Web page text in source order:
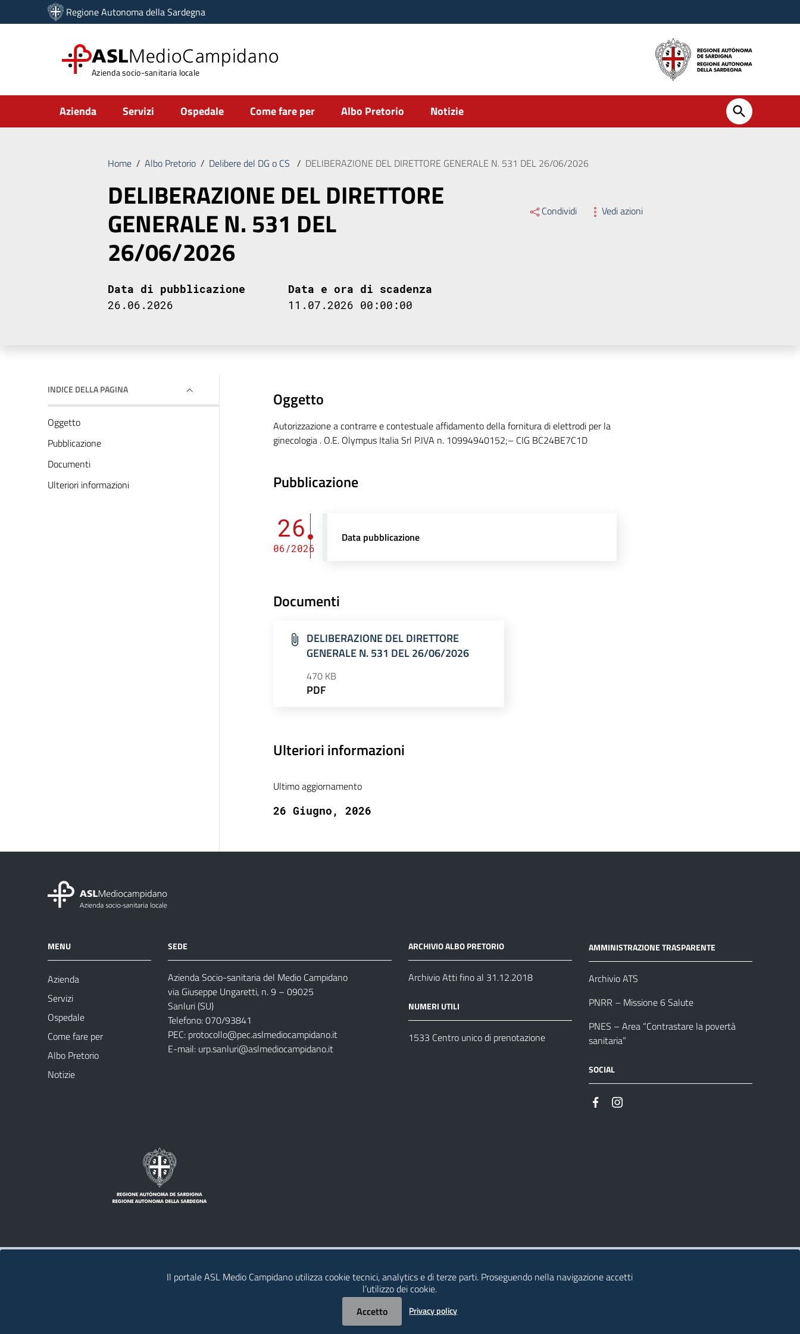
Vai ai contenuti
Vai al menu di navigazione
Regione Autonoma della Sardegna
ASLMedioCampidano
Azienda socio-sanitaria locale
Submenu
Azienda Servizi Ospedale Come fare per Albo Pretorio Notizie
Home / Albo Pretorio / Delibere del DG o CS / DELIBERAZIONE DEL DIRETTORE GENERALE N. 531 DEL 26/06/2026
DELIBERAZIONE DEL DIRETTORE
GENERALE N. 531 DEL
26/06/2026
Condividi Vedi azioni
Data di pubblicazione
26.06.2026
Data e ora di scadenza
11.07.2026 00:00:00
INDICE DELLA PAGINA
Oggetto
Pubblicazione
Documenti
Ulteriori informazioni
Oggetto
Autorizzazione a contrarre e contestuale affidamento della fornitura di elettrodi per la
ginecologia . O.E. Olympus Italia Srl P.IVA n. 10994940152;– CIG BC24BE7C1D
Pubblicazione
26
06/2026
Data pubblicazione
Documenti
DELIBERAZIONE DEL DIRETTORE
GENERALE N. 531 DEL 26/06/2026
470 KB
PDF
Ulteriori informazioni
Ultimo aggiornamento
26 Giugno, 2026
MENU
Azienda
Servizi
Ospedale
Come fare per
Albo Pretorio
Notizie
SEDE
Azienda Socio-sanitaria del Medio Campidano
via Giuseppe Ungaretti, n. 9 – 09025
Sanluri (SU)
Telefono: 070/93841
PEC: protocollo@pec.aslmediocampidano.it
E-mail: urp.sanluri@aslmediocampidano.it
ARCHIVIO ALBO PRETORIO
Archivio Atti fino al 31.12.2018
NUMERI UTILI
1533 Centro unico di prenotazione
AMMINISTRAZIONE TRASPARENTE
Archivio ATS
PNRR – Missione 6 Salute
PNES – Area “Contrastare la povertà
sanitaria”
SOCIAL
Il portale ASL Medio Campidano utilizza cookie tecnici, analytics e di terze parti. Proseguendo nella navigazione accetti
l’utilizzo dei cookie.
Accetto
Privacy policy